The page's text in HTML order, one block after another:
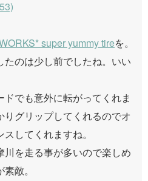
super yummy tireを。
たのは少し前でしたね。いい
でも意外に転がってくれま
グリップしてくれるのでオ
してくれますね。
を走る事が多いので楽しめ
敵。